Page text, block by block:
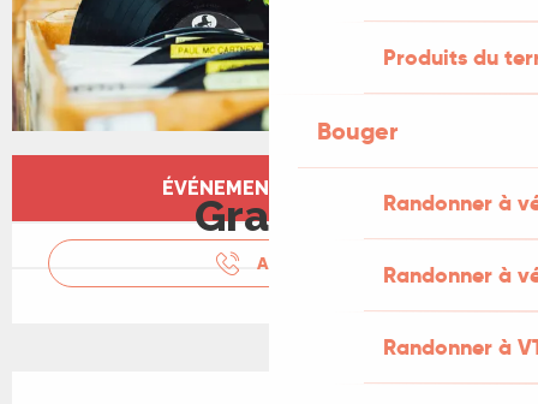
Produits du
Bouger
Randonner à
Randonner à
Randonner à
Ouverture et coordonnées
ÉVÉNEMENT TERMINÉ
Gratuit
APPELER